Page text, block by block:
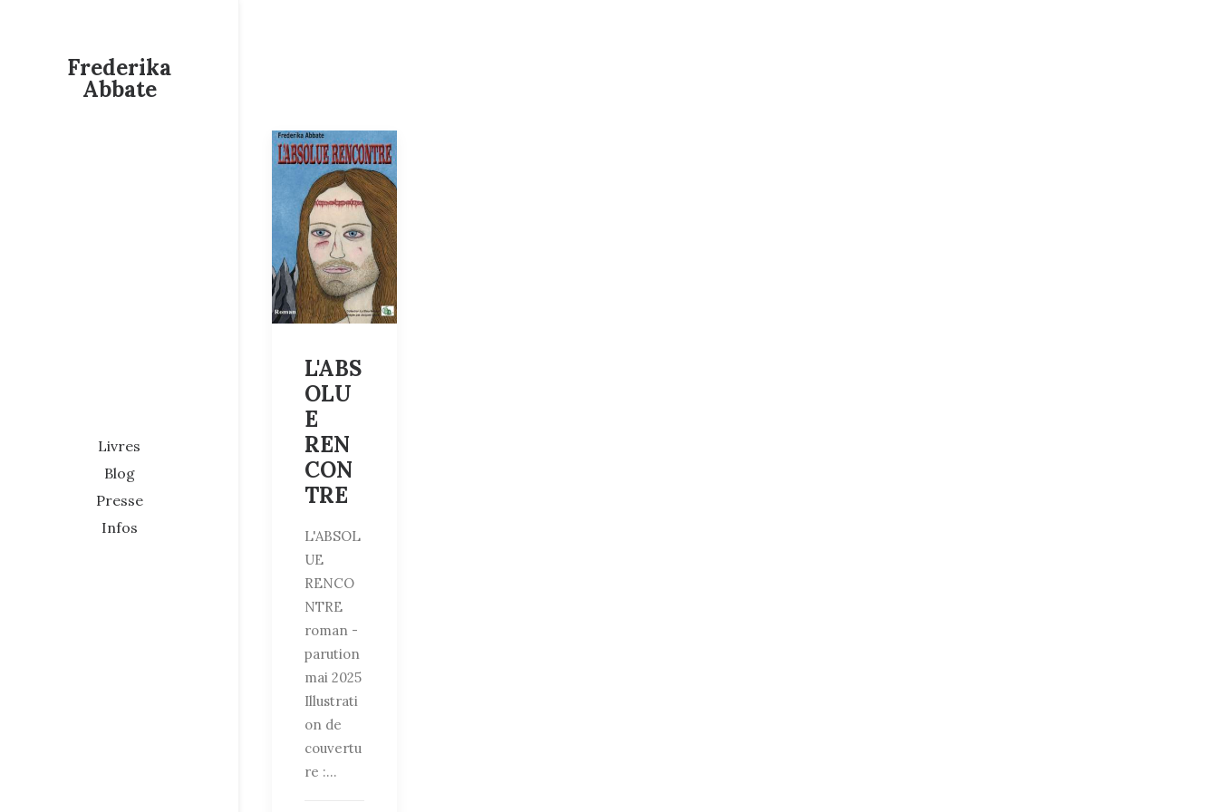
Frederika
Abbate
Livres
Blog
Presse
Infos
L'ABS
OLU
E
REN
CON
TRE
L'ABSOL
UE
RENCO
NTRE
roman -
parution
mai 2025
Illustrati
on de
couvertu
re :…